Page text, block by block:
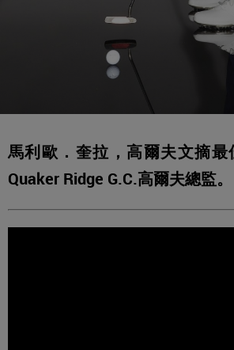
馬利歐．奎拉，高爾夫文摘最
Quaker Ridge G.C.高爾夫總監。